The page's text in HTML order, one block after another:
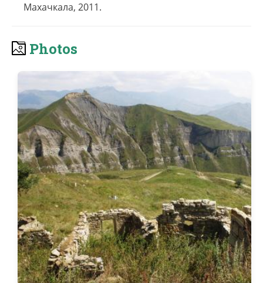
Махачкала, 2011.
Photos